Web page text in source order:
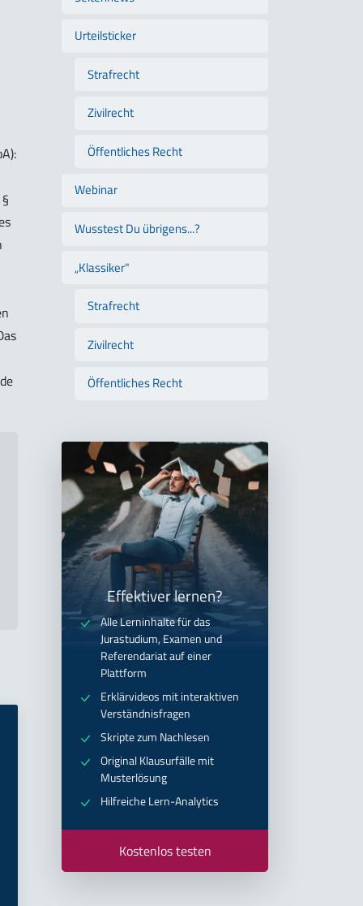
Urteilsticker
Strafrecht
Zivilrecht
Öffentliches Recht
Webinar
Wusstest Du übrigens...?
„Klassiker"
Strafrecht
Zivilrecht
Öffentliches Recht
Effektiver lernen?
Alle Lerninhalte für das
Jurastudium, Examen und
Referendariat auf einer
Plattform
Erklärvideos mit interaktiven
Verständnisfragen
Skripte zum Nachlesen
Original Klausurfälle mit
Musterlösung
Hilfreiche Lern-Analytics
Kostenlos testen